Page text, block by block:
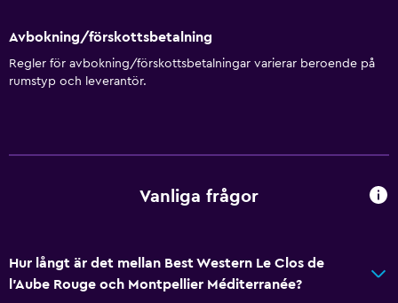
Restaurang
Mat kan levereras till gästboendet
Presentbutik
Avbokning/förskottsbetalning
Regler för avbokning/förskottsbetalningar varierar beroende på
rumstyp och leverantör.
Vanliga frågor
Hur långt är det mellan Best Western Le Clos de
l'Aube Rouge och Montpellier Méditerranée?